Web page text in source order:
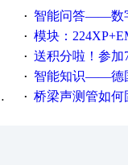
· 智能问答——数字化工厂与
· 模块：
· 送积分啦！参加7月6日
· 智能知识——德国工业崛起
· 桥梁声测管如何固